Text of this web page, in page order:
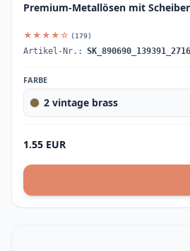
Premium-Metallösen mit
★★★★☆ (179)
Artikel-Nr.:
FARBE
2 vintage brass
1.55 EUR